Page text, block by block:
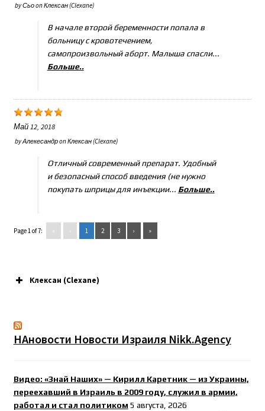
byСьоonКлексан (Clexane)
В начале второй беременности попала в
больницу с кровотечением,
самопроизвольный аборт. Малыша спасли...
Больше..
Май 12, 2018
byАлекесандрonКлексан (Clexane)
Отличный современный препарат. Удобный
и безопасный способ введения (не нужно
покупать шприцы для инъекции... Больше..
Page 1 of 7: ‹ 1 2 3 › »
Клексан (Clexane)
НАновости Новости Израиля Nikk.Agency
Видео: «Знай Наших» — Кирилл Каретник — из Украины,
переехавший в Израиль в 2009 году, служил в армии,
работал и стал политиком 5 августа, 2026